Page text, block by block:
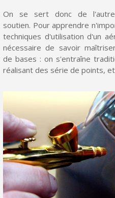
On se sert donc de l'autre
soutien. Pour apprendre
techniques d'utilisation d'un
nécessaire de savoir
de bases : on s'entraîne
réalisant des série de points,